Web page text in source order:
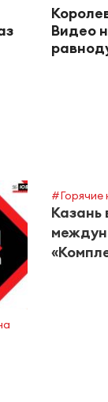
Видео
#Горячие
Казань